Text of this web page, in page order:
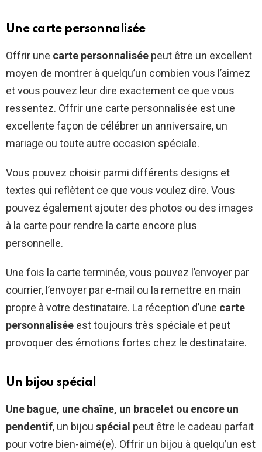
Une carte personnalisée
Offrir une carte personnalisée peut être un excellent
moyen de montrer à quelqu’un combien vous l’aimez
et vous pouvez leur dire exactement ce que vous
ressentez. Offrir une carte personnalisée est une
excellente façon de célébrer un anniversaire, un
mariage ou toute autre occasion spéciale.
Vous pouvez choisir parmi différents designs et
textes qui reflètent ce que vous voulez dire. Vous
pouvez également ajouter des photos ou des images
à la carte pour rendre la carte encore plus
personnelle.
Une fois la carte terminée, vous pouvez l’envoyer par
courrier, l’envoyer par e-mail ou la remettre en main
propre à votre destinataire. La réception d’une carte
personnalisée est toujours très spéciale et peut
provoquer des émotions fortes chez le destinataire.
Un bijou spécial
Une bague, une chaîne, un bracelet ou encore un
pendentif, un bijou spécial peut être le cadeau parfait
pour votre bien-aimé(e). Offrir un bijou à quelqu’un est